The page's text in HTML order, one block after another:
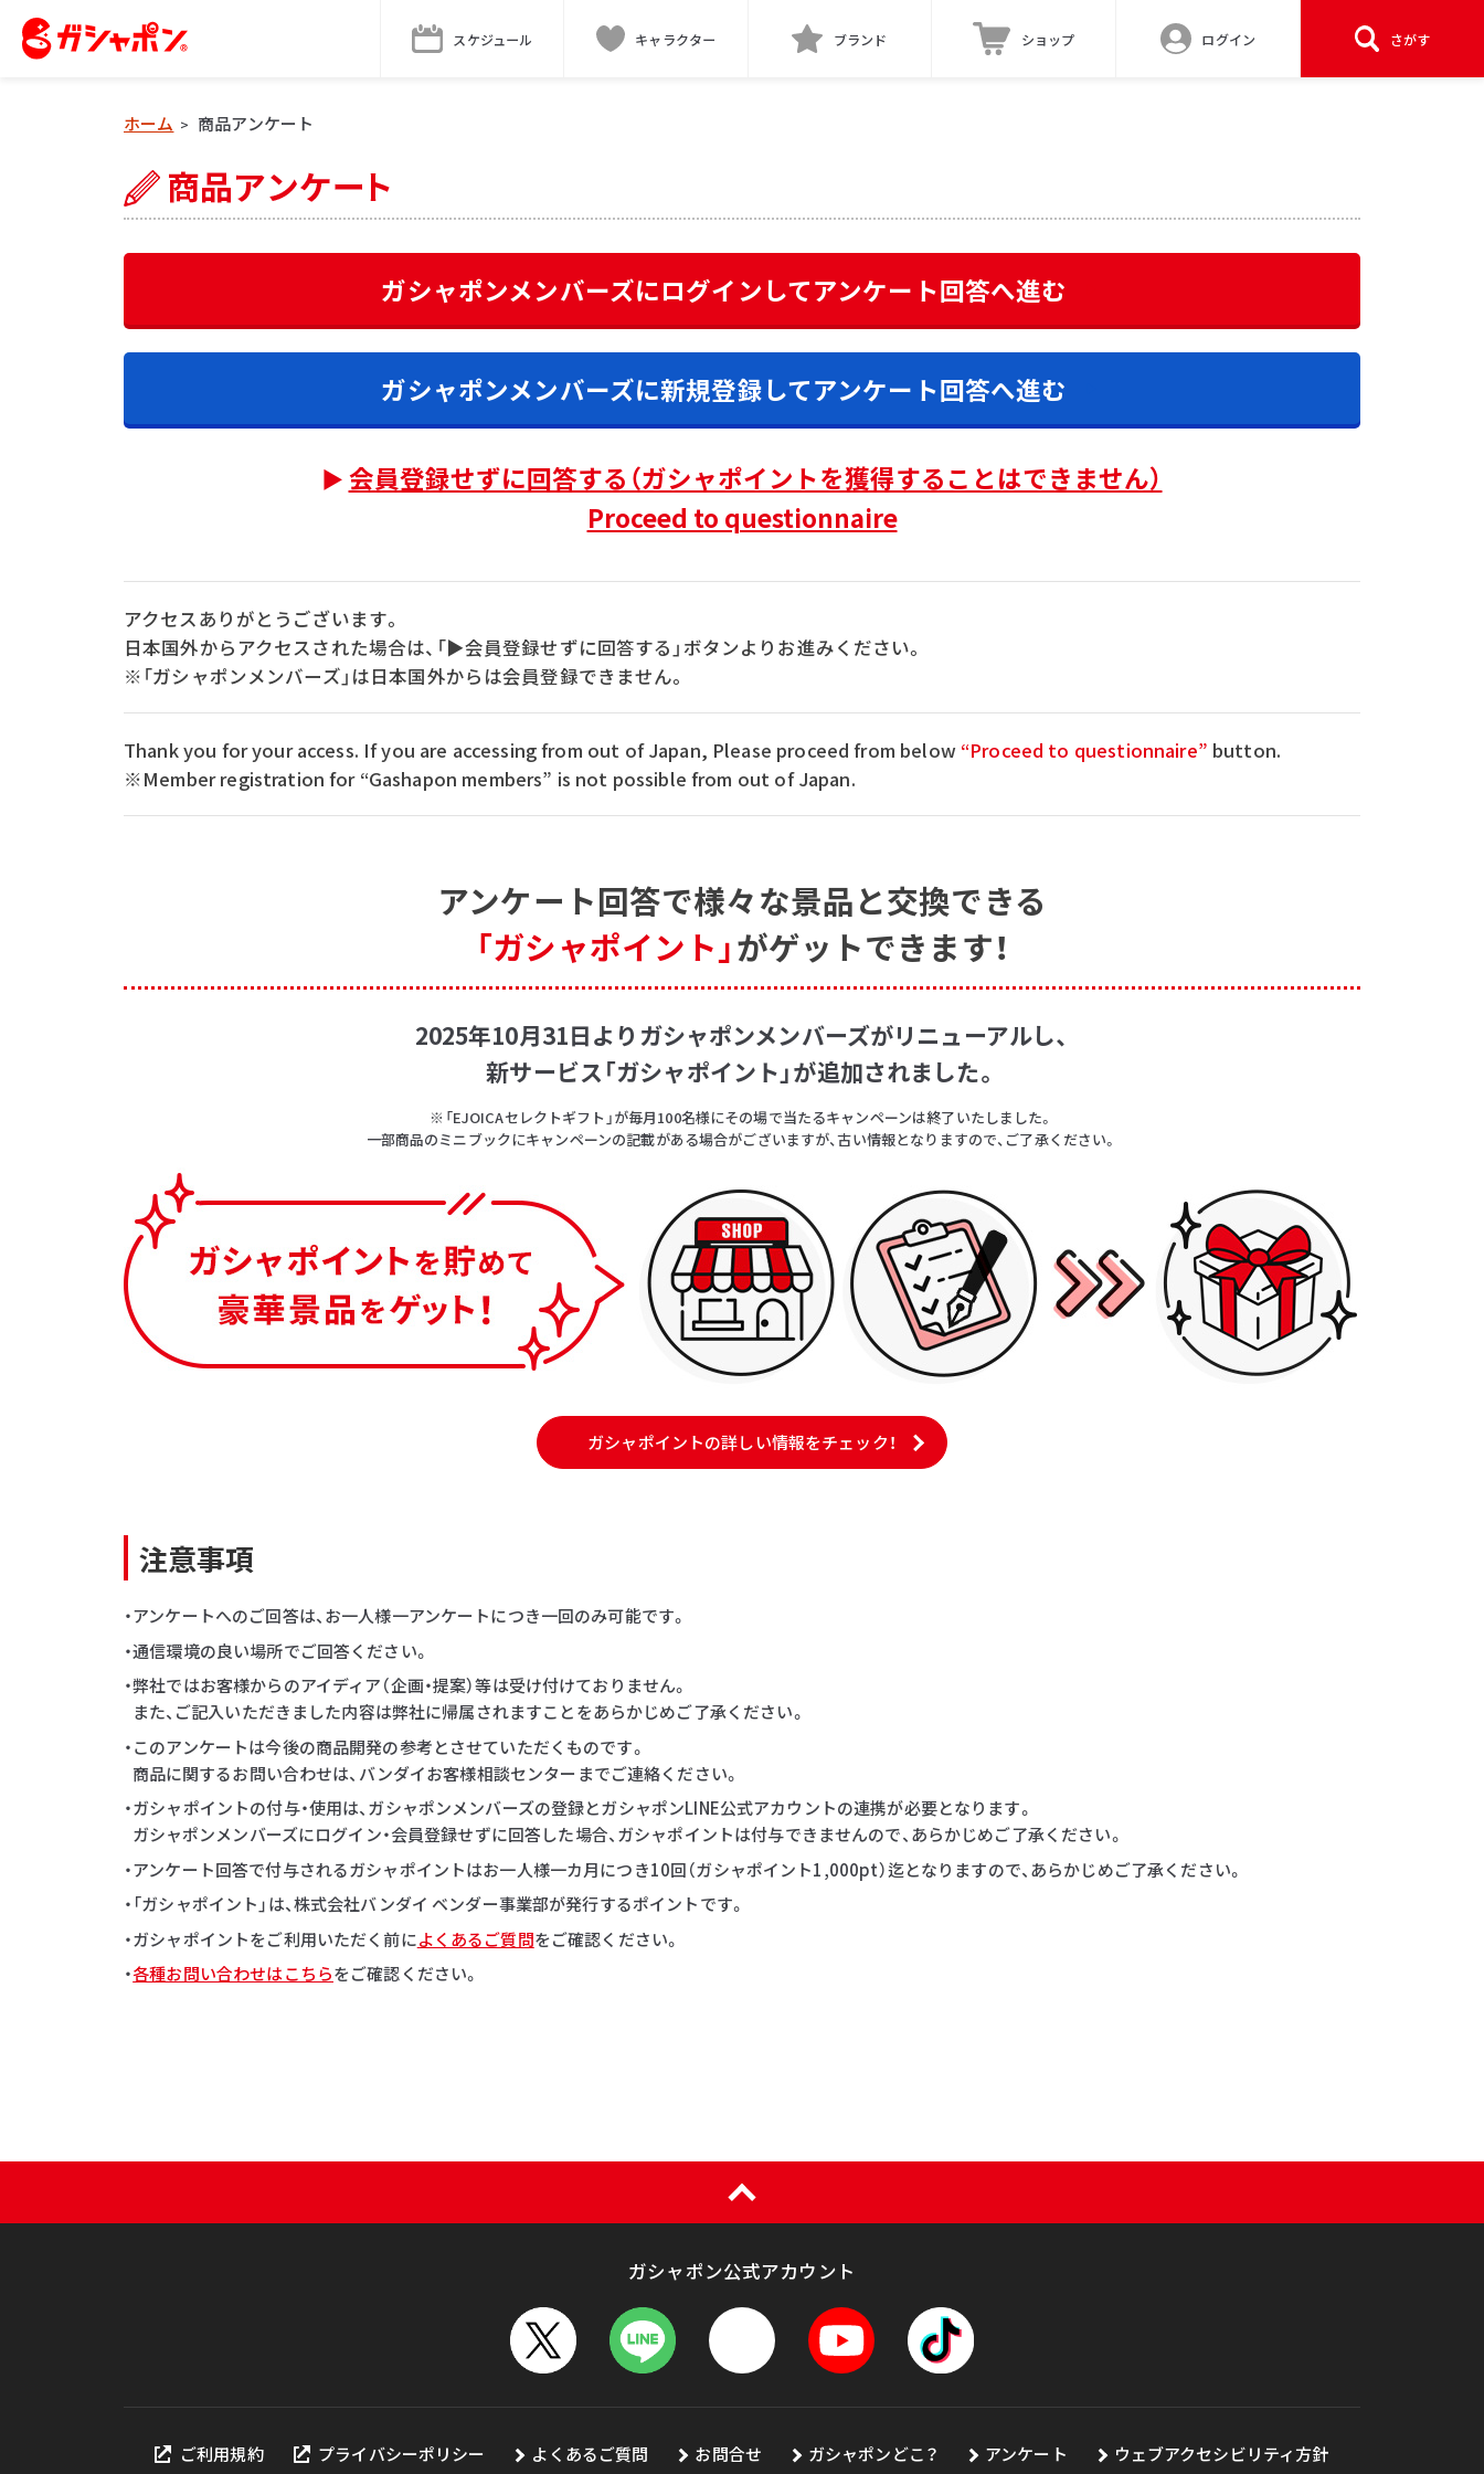
スケジュール キャラクター ブランド ショップ ログイン さがす
ホーム > 商品アンケート
ガシャポンメンバーズにログインしてアンケート回答へ進む
ガシャポンメンバーズに新規登録してアンケート回答へ進む
会員登録せずに回答する（ガシャポイントを獲得することはできません）
Proceed to questionnaire
アクセスありがとうございます。
日本国外からアクセスされた場合は、「▶会員登録せずに回答する」ボタンよりお進みください。
※「ガシャポンメンバーズ」は日本国外からは会員登録できません。
Thank you for your access. If you are accessing from out of Japan, Please proceed from below “Proceed to questionnaire” button.
※Member registration for “Gashapon members” is not possible from out of Japan.
アンケート回答で様々な景品と交換できる
「ガシャポイント」がゲットできます！
2025年10月31日よりガシャポンメンバーズがリニューアルし、
新サービス「ガシャポイント」が追加されました。
※「EJOICAセレクトギフト」が毎月100名様にその場で当たるキャンペーンは終了いたしました。
一部商品のミニブックにキャンペーンの記載がある場合がございますが、古い情報となりますので、ご了承ください。
ガシャポイントの詳しい情報をチェック！
注意事項
・アンケートへのご回答は、お一人様一アンケートにつき一回のみ可能です。
・通信環境の良い場所でご回答ください。
・弊社ではお客様からのアイディア（企画・提案）等は受け付けておりません。
また、ご記入いただきました内容は弊社に帰属されますことをあらかじめご了承ください。
・このアンケートは今後の商品開発の参考とさせていただくものです。
商品に関するお問い合わせは、バンダイお客様相談センターまでご連絡ください。
・ガシャポイントの付与・使用は、ガシャポンメンバーズの登録とガシャポンLINE公式アカウントの連携が必要となります。
ガシャポンメンバーズにログイン・会員登録せずに回答した場合、ガシャポイントは付与できませんので、あらかじめご了承ください。
・アンケート回答で付与されるガシャポイントはお一人様一カ月につき10回（ガシャポイント1,000pt）迄となりますので、あらかじめご了承ください。
・「ガシャポイント」は、株式会社バンダイ ベンダー事業部が発行するポイントです。
・ガシャポイントをご利用いただく前によくあるご質問をご確認ください。
・各種お問い合わせはこちらをご確認ください。
ガシャポン公式アカウント
ご利用規約 プライバシーポリシー よくあるご質問 お問合せ ガシャポンどこ？ アンケート ウェブアクセシビリティ方針